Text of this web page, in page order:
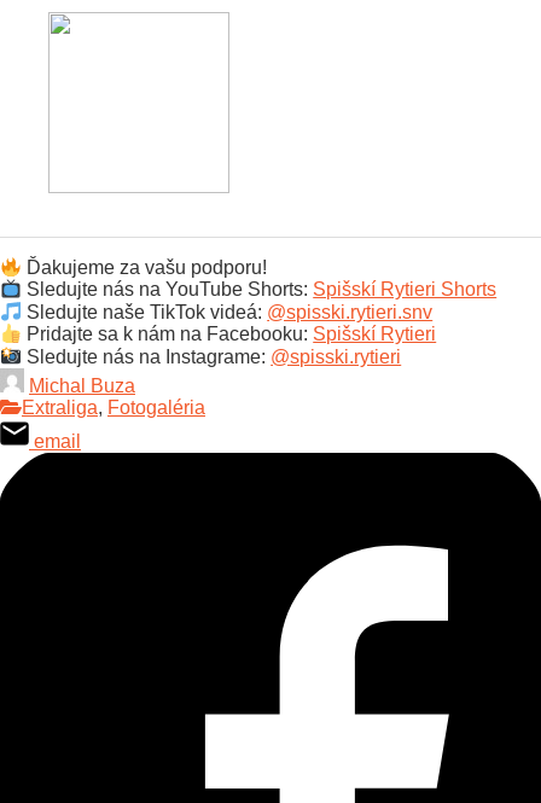
Ďakujeme za vašu podporu!
Sledujte nás na YouTube Shorts: Spišskí Rytieri Shorts
Sledujte naše TikTok videá: @spisski.rytieri.snv
Pridajte sa k nám na Facebooku: Spišskí Rytieri
Sledujte nás na Instagrame: @spisski.rytieri
Michal Buza
Extraliga, Fotogaléria
email